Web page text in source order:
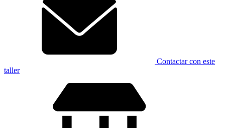
Contactar con este
taller